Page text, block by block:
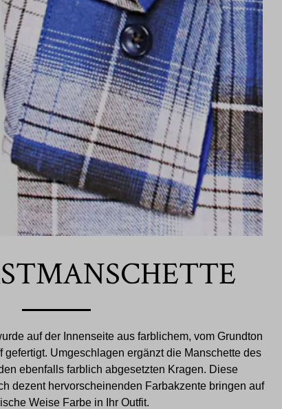
auf der Innenseite aus farblichem, vom Grundton
gefertigt. Umgeschlagen ergänzt die Manschette des
ebenfalls farblich abgesetzten Kragen. Diese
dezent hervorscheinenden Farbakzente bringen auf
Weise Farbe in Ihr Outfit.